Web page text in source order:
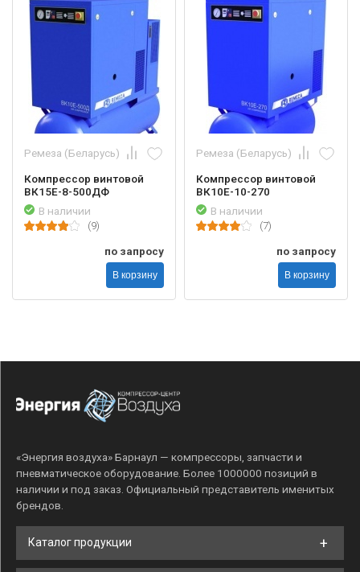
Ремеза (Беларусь)
Компрессор винтовой
ВК15Е-8-500ДФ
В наличии
(9)
по запросу
В корзину
Ремеза (Беларусь)
Компрессор винтовой
ВК10Е-10-270
В наличии
(7)
по запросу
В корзину
«Энергия воздуха» Барнаул — компрессоры, запчасти и
пневматическое оборудование. Более 1000000 позиций в
наличии и под заказ. Официальный представитель именитых
брендов.
Каталог продукции